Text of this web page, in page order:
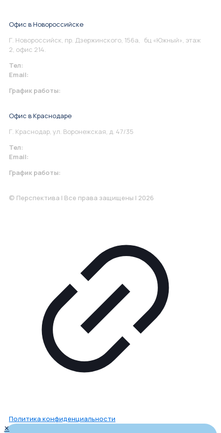
Офис в Новороссийске
Г. Новороссийск, пр. Дзержинского, 156а, бц «Южный», этаж
2, офис 214.
Тел:
Email:
График работы:
Офис в Краснодаре
Г. Краснодар, ул. Воронежская, д. 47/35
Тел:
Email:
График работы:
© Перспектива | Все права защищены | 2026
Политика конфиденциальности
✕